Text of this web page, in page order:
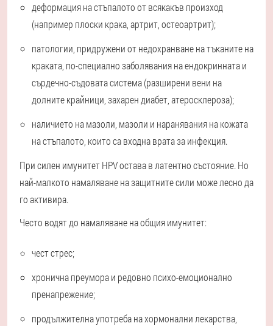
деформация на стъпалото от всякакъв произход
(например плоски крака, артрит, остеоартрит);
патологии, придружени от недохранване на тъканите на
краката, по-специално заболявания на ендокринната и
сърдечно-съдовата система (разширени вени на
долните крайници, захарен диабет, атеросклероза);
наличието на мазоли, мазоли и наранявания на кожата
на стъпалото, които са входна врата за инфекция.
При силен имунитет HPV остава в латентно състояние. Но
най-малкото намаляване на защитните сили може лесно да
го активира.
Често водят до намаляване на общия имунитет:
чест стрес;
хронична преумора и редовно психо-емоционално
пренапрежение;
продължителна употреба на хормонални лекарства,